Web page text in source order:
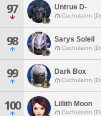
97 Untrue D-
Cuchulainn
98 Sarys Soleil
Cuchulainn
99 Dark Box
Cuchulainn
100 Lillith Moon
Cuchulainn